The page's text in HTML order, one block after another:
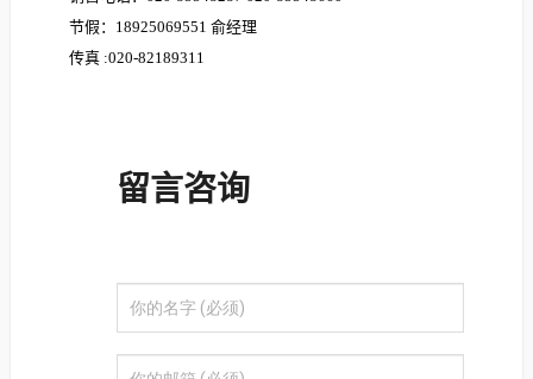
节假：18925069551 俞经理
传真 :020-82189311
留言咨询